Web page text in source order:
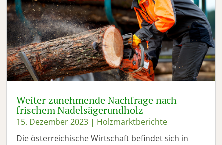
Weiter zunehmende Nachfrage nach
frischem Nadelsägerundholz
15. Dezember 2023 | Holzmarktberichte
Die österreichische Wirtschaft befindet sich in